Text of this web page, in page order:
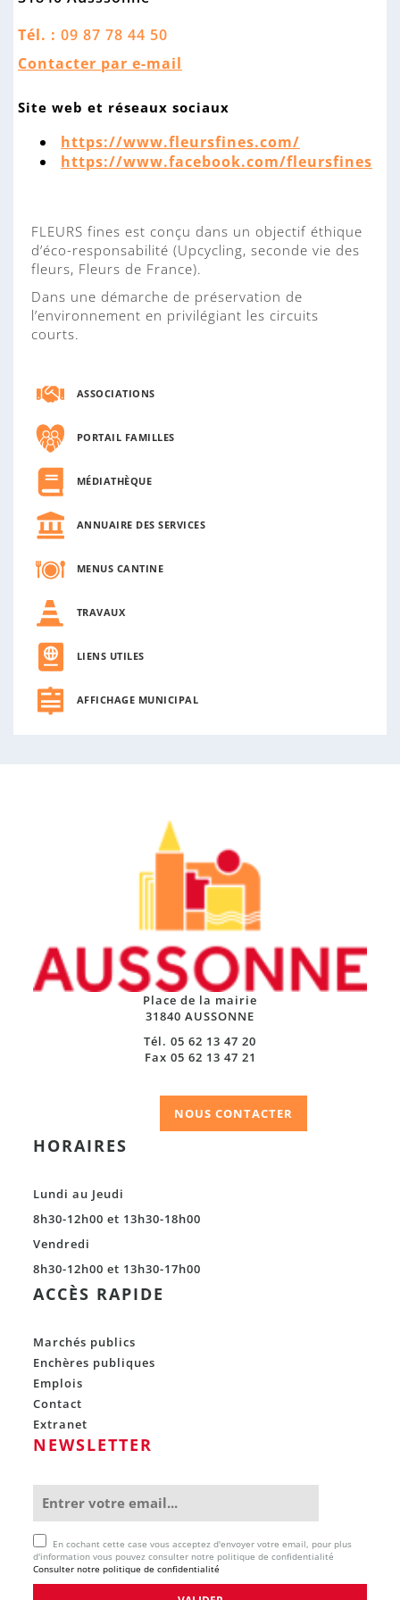
Tél. : 09 87 78 44 50
Contacter par e-mail
Site web et réseaux sociaux
https://www.fleursfines.com/
https://www.facebook.com/fleursfines
FLEURS fines est conçu dans un objectif éthique
d’éco-responsabilité (Upcycling, seconde vie des
fleurs, Fleurs de France).
Dans une démarche de préservation de
l’environnement en privilégiant les circuits
courts.
ASSOCIATIONS
PORTAIL FAMILLES
MÉDIATHÈQUE
ANNUAIRE DES SERVICES
MENUS CANTINE
TRAVAUX
LIENS UTILES
AFFICHAGE MUNICIPAL
Place de la mairie
31840 AUSSONNE
Tél. 05 62 13 47 20
Fax 05 62 13 47 21
NOUS CONTACTER
HORAIRES
Lundi au Jeudi
8h30-12h00 et 13h30-18h00
Vendredi
8h30-12h00 et 13h30-17h00
ACCÈS RAPIDE
Marchés publics
Enchères publiques
Emplois
Contact
Extranet
NEWSLETTER
En cochant cette case vous acceptez d'envoyer votre email, pour plus
d'information vous pouvez consulter notre politique de confidentialité
Consulter notre politique de confidentialité